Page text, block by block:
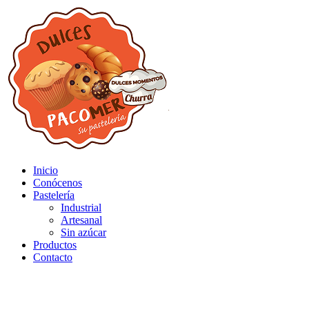
Inicio
Conócenos
Pastelería
Industrial
Artesanal
Sin azúcar
Productos
Contacto